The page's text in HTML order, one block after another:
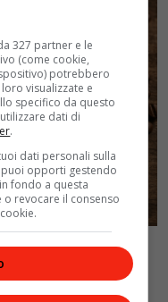
mese tra meteo
327 partner e le
(come cookie,
potrebbero
visualizzate e
specifico da questo
dati di
.
dati personali sulla
opporti gestendo
fondo a questa
revocare il consenso